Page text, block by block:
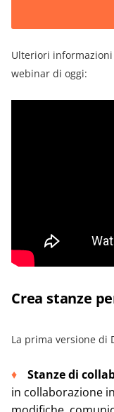
Ulteriori informazioni
webinar di oggi:
Crea stanze
La prima versione di
Stanze di
in collaborazione